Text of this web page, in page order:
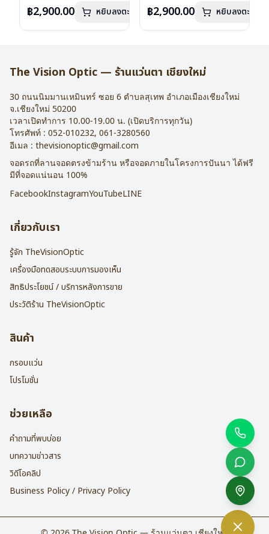
บานพับ : ไม่มีสปริง
อุปกรณ์ : กล่องแว่น , ผ้าเช็ดแว่น
฿2,900.00 หยิบลงตะกร้า
บานพับ : ไม่มีสปริง
อุปกรณ์ : กล่องแว่น , ผ้าเช็ดแว่น
฿2,900.00 หยิบลงตะกร้า
The Vision Optic — ร้านแว่นตา เชียงใหม่
30 ถนนนิมมานเหมินทร์ ซอย 6 ตำบลสุเทพ อำเภอเมืองเชียงใหม่
จ.เชียงใหม่ 50200
เวลาเปิดทำการ 10.00-19.00 น. (เปิดบริการทุกวัน)
โทรศัพท์ : 052-010232, 061-3280560
อีเมล : thevisionoptic@gmail.com
จอดรถที่ลานจอดตรงข้ามร้าน หรือจอดภายในโครงการปันนา ได้ฟรี
มีที่จอดแน่นอน 100%
FacebookInstagramYouTubeLINE
เกี่ยวกับเรา
รู้จัก TheVisionOptic
เครื่องมือทดสอบระบบการมองเห็น
สิทธิประโยชน์ / บริการหลังการขาย
ประวัติร้าน TheVisionOptic
สินค้า
กรอบแว่น
โปรโมชั่น
ช่วยเหลือ
คำถามที่พบบ่อย
บทความข่าวสาร
วิดีโอคลิป
Business Policy / Privacy Policy